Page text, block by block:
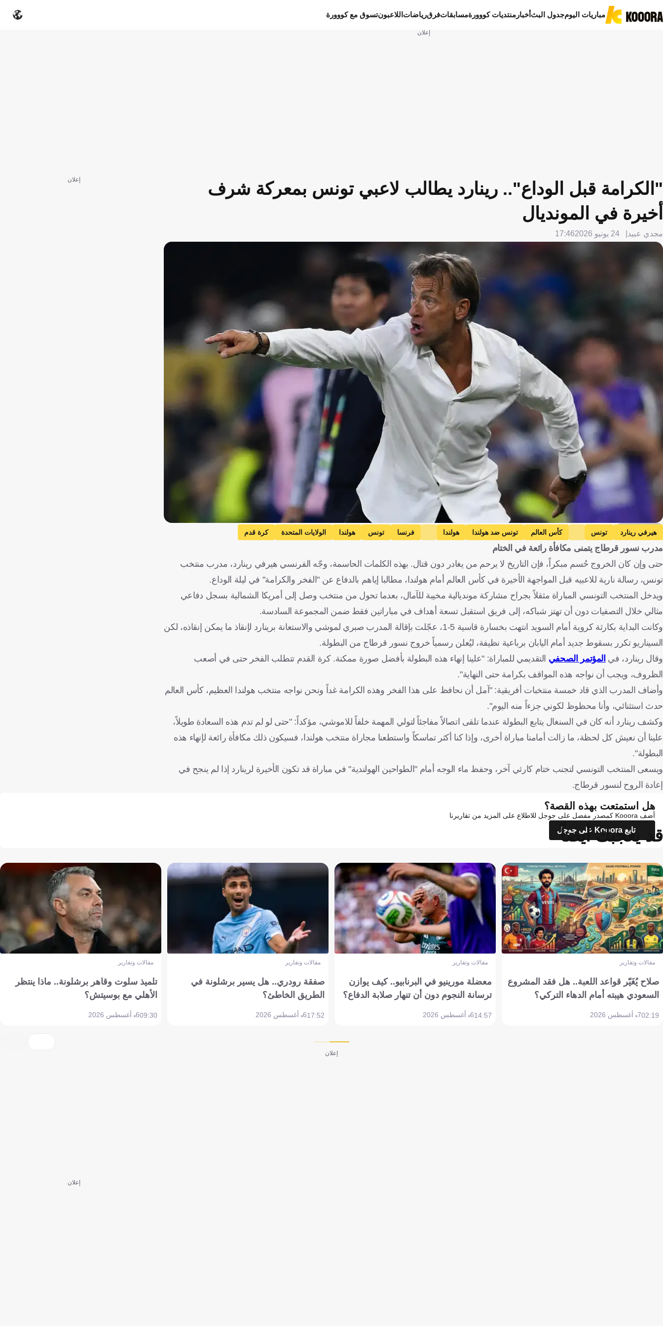
مباريات اليومجدول البثأخبار منتديات كووورةمسابقاتفرقرياضات اللاعبونتسوق مع كووورة
إعلان
"الكرامة قبل الوداع".. رينارد يطالب لاعبي تونس بمعركة شرف
أخيرة في المونديال
مجدي عبيد 24 يونيو 2026 17:46
Getty Images
هيرفي رينارد تونس كأس العالم تونس ضد هولندا هولندا فرنسا تونس هولندا الولايات المتحدة كرة قدم
مدرب نسور قرطاج يتمنى مكافأة رائعة في الختام
حتى وإن كان الخروج حُسم مبكراً، فإن التاريخ لا يرحم من يغادر دون قتال. بهذه الكلمات الحاسمة، وجّه الفرنسي هيرفي رينارد، مدرب منتخب
تونس، رسالة نارية للاعبيه قبل المواجهة الأخيرة في كأس العالم أمام هولندا، مطالبا إياهم بالدفاع عن "الفخر والكرامة" في ليلة الوداع.
ويدخل المنتخب التونسي المباراة مثقلاً بجراح مشاركة مونديالية مخيبة للآمال، بعدما تحول من منتخب وصل إلى أمريكا الشمالية بسجل دفاعي
مثالي خلال التصفيات دون أن تهتز شباكه، إلى فريق استقبل تسعة أهداف في مباراتين فقط ضمن المجموعة السادسة.
وكانت البداية بكارثة كروية أمام السويد انتهت بخسارة قاسية 5-1، عجّلت بإقالة المدرب صبري لموشي والاستعانة برينارد لإنقاذ ما يمكن إنقاذه، لكن
السيناريو تكرر بسقوط جديد أمام اليابان برباعية نظيفة، ليُعلن رسمياً خروج نسور قرطاج من البطولة.
وقال رينارد، في المؤتمر الصحفي التقديمي للمباراة: "علينا إنهاء هذه البطولة بأفضل صورة ممكنة. كرة القدم تتطلب الفخر حتى في أصعب
الظروف، ويجب أن نواجه هذه المواقف بكرامة حتى النهاية".
وأضاف المدرب الذي قاد خمسة منتخبات أفريقية: "آمل أن نحافظ على هذا الفخر وهذه الكرامة غداً ونحن نواجه منتخب هولندا العظيم، كأس العالم
حدث استثنائي، وأنا محظوظ لكوني جزءاً منه اليوم".
وكشف رينارد أنه كان في السنغال يتابع البطولة عندما تلقى اتصالاً مفاجئاً لتولي المهمة خلفاً للاموشي، مؤكداً: "حتى لو لم تدم هذه السعادة طويلاً،
علينا أن نعيش كل لحظة، ما زالت أمامنا مباراة أخرى، وإذا كنا أكثر تماسكاً واستطعنا مجاراة منتخب هولندا، فسيكون ذلك مكافأة رائعة لإنهاء هذه
البطولة".
ويسعى المنتخب التونسي لتجنب ختام كارثي آخر، وحفظ ماء الوجه أمام "الطواحين الهولندية" في مباراة قد تكون الأخيرة لرينارد إذا لم ينجح في
إعادة الروح لنسور قرطاج.
إعلان
هل استمتعت بهذه القصة؟
أضف Kooora كمصدر مفضل على جوجل للاطلاع على المزيد من تقاريرنا
تابع Kooora على جوجل
قد يعجبك أيضاً
مقالات وتقارير
صلاح يُغَيّر قواعد اللعبة.. هل فقد المشروع
السعودي هيبته أمام الدهاء التركي؟
02:197 أغسطس 2026
مقالات وتقارير
معضلة مورينيو في البرنابيو.. كيف يوازن
ترسانة النجوم دون أن تنهار صلابة الدفاع؟
14:576 أغسطس 2026
مقالات وتقارير
صفقة رودري.. هل يسير برشلونة في
الطريق الخاطئ؟
17:526 أغسطس 2026
مقالات وتقارير
تلميذ سلوت وقاهر برشلونة.. ماذا ينتظر
الأهلي مع بوسيتش؟
09:306 أغسطس 2026
إعلان
إعلان